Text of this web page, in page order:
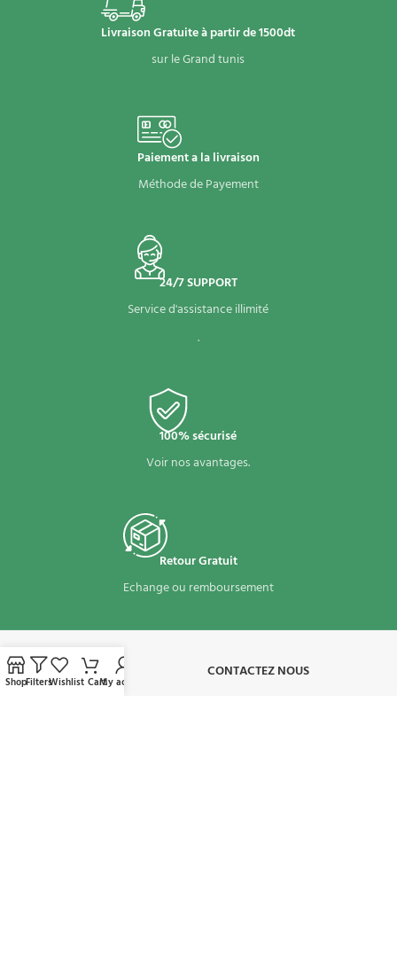
Livraison Gratuite à partir de 1500dt
sur le Grand tunis
Paiement a la livraison
Méthode de Payement
24/7 SUPPORT
Service d'assistance illimité
.
100% sécurisé
Voir nos avantages.
Retour Gratuit
Echange ou remboursement
À PROPOS​ CONTACTEZ NOUS
ShopFiltersWishlist CartMy account